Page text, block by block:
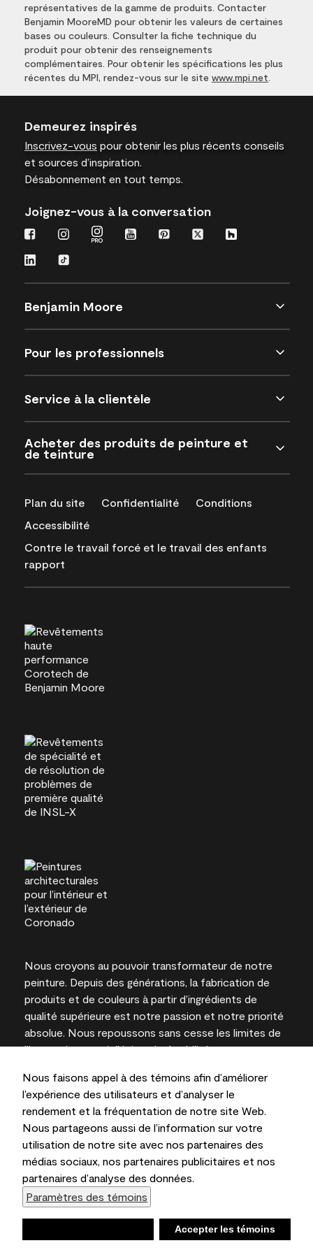
Nous faisons appel à des témoins afin d’améliorer
l’expérience des utilisateurs et d’analyser le
rendement et la fréquentation de notre site Web.
Nous partageons aussi de l’information sur votre
utilisation de notre site avec nos partenaires des
médias sociaux, nos partenaires publicitaires et nos
partenaires d’analyse des données.
Paramètres des témoins
Accepter les témoins
représentatives de la gamme de produits. Contacter
Benjamin MooreMD pour obtenir les valeurs de certaines
bases ou couleurs. Consulter la fiche technique du
produit pour obtenir des renseignements
complémentaires. Pour obtenir les spécifications les plus
récentes du MPI, rendez-vous sur le site www.mpi.net
Demeurez inspirés
Inscrivez-vous pour obtenir les plus récents conseils
et sources d’inspiration.
Désabonnement en tout temps.
Joignez-vous à la conversation
Benjamin Moore
Pour les professionnels
Service à la clientèle
Acheter des produits de peinture et
de teinture
Plan du site Confidentialité
Conditions
Accessibilité
Contre le travail forcé et le travail des enfants
rapport
Nous croyons au pouvoir transformateur de notre
peinture. Depuis des générations, la fabrication de
produits et de couleurs à partir d’ingrédients de
qualité supérieure est notre passion et notre priorité
absolue. Nous repoussons sans cesse les limites de
l’innovation et privilégions la durabilité pour
l’expertise locale.
Les couleurs représentées à l’écran et sur les
documents imprimés peuvent différer des couleurs
en contenant.